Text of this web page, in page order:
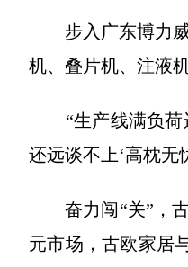
步入广东博力威
机、叠片机、注液
“生产线满负荷运
还远谈不上‘高枕无
奋力闯“关”，古
元市场，古欧家居